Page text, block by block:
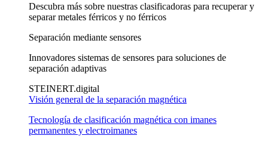
Descubra más sobre nuestras clasificadoras para recuperar y
separar metales férricos y no férricos
Separación mediante sensores
Innovadores sistemas de sensores para soluciones de
separación adaptivas
STEINERT.digital
Visión general de la separación magnética
Tecnología de clasificación magnética con imanes
permanentes y electroimanes